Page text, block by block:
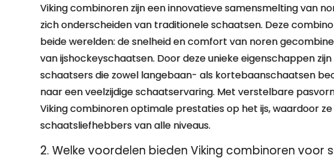
Viking combinoren zijn een innovatieve samensmelting van
zich onderscheiden van traditionele schaatsen. Deze
beide werelden: de snelheid en comfort van noren
van ijshockeyschaatsen. Door deze unieke eigenschappen
schaatsers die zowel langebaan- als kortebaanschaatsen
naar een veelzijdige schaatservaring. Met verstelbare
Viking combinoren optimale prestaties op het ijs, waardoor
schaatsliefhebbers van alle niveaus.
2. Welke voordelen bieden Viking combinoren voor